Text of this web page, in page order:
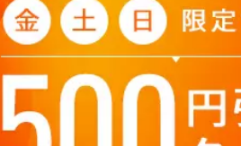
旭創業と